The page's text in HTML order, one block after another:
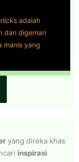
adalah
dan digemari
manis yang
yang direka khas
inspirasi